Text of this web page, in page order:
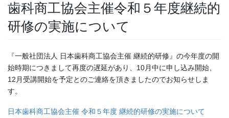
歯科商工協会主催令和５年度継続的
研修の実施について
『一般社団法人 日本歯科商工協会主催 継続的研修』の今年度の開
始時期につきまして再度の遅延があり、10月中に申し込み開始、
12月受講開始を予定とのご連絡を頂きましたのでお知らせしま
す。
日本歯科商工協会主催 令和５年度 継続的研修の実施について